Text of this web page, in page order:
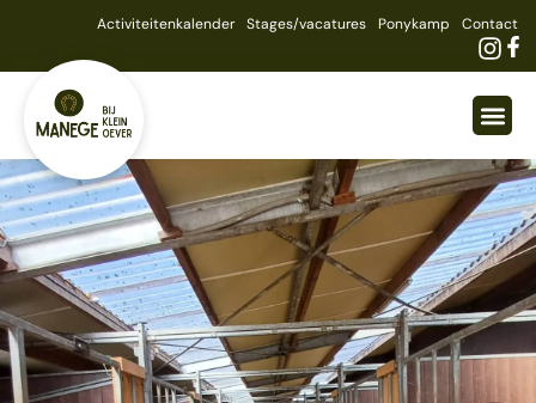
Activiteitenkalender Stages/vacatures Ponykamp Contact